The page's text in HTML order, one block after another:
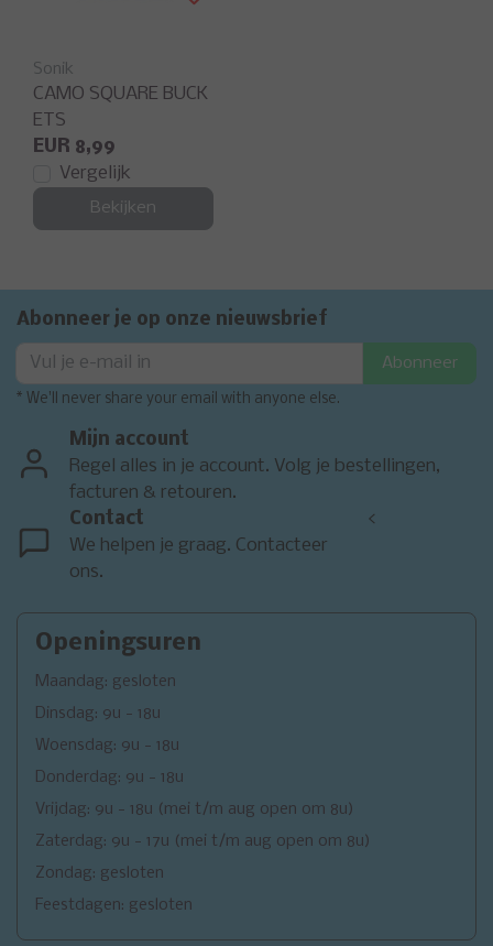
Sonik
CAMO SQUARE BUCK
ETS
EUR 8,99
Vergelijk
Bekijken
Abonneer je op onze nieuwsbrief
Abonneer
* We'll never share your email with anyone else.
Mijn account
Regel alles in je account. Volg je bestellingen,
facturen & retouren.
Contact
We helpen je graag. Contacteer
ons.
<
Openingsuren
Maandag: gesloten
Dinsdag: 9u - 18u
Woensdag: 9u - 18u
Donderdag: 9u - 18u
Vrijdag: 9u - 18u (mei t/m aug open om 8u)
Zaterdag: 9u - 17u (mei t/m aug open om 8u)
Zondag: gesloten
Feestdagen: gesloten